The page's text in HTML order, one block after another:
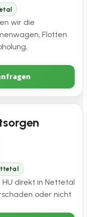
wir die
Flotten
direkt in Nettetal
oder nicht